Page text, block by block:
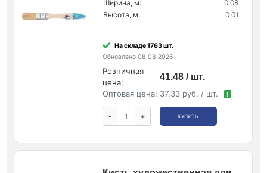
Ширина, м:
0.08
Высота, м:
0.01
На складе 1763 шт.
Обновлено 08.08.2026
Розничная
цена:
41.48 / шт.
Оптовая цена: 37.33 руб. / шт. !
- + КУПИТЬ